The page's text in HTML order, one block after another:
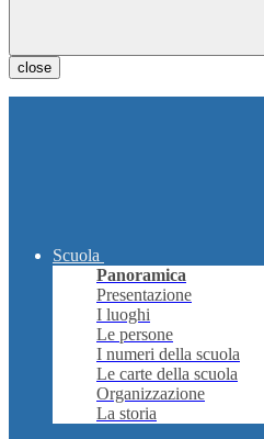
close
Scuola
Panoramica
Presentazione
I luoghi
Le persone
I numeri della scuola
Le carte della scuola
Organizzazione
La storia